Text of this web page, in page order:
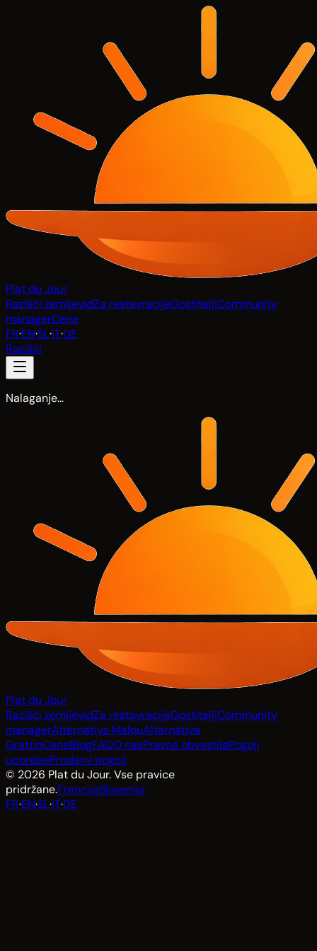
Plat du Jour
Razišči zemljevidZa restavracijeGostiteljiCommunity
managerCene
FR·EN·SL·IT·DE
Razišči
Nalaganje…
Plat du Jour
Razišči zemljevidZa restavracijeGostiteljiCommunity
managerAlternativa MalouAlternativa
GrattinCeneBlogFAQO nasPravna obvestilaPogoji
uporabeProdajni pogoji
© 2026 Plat du Jour. Vse pravice
pridržane.FrancijaSlovenija
FR·EN·SL·IT·DE